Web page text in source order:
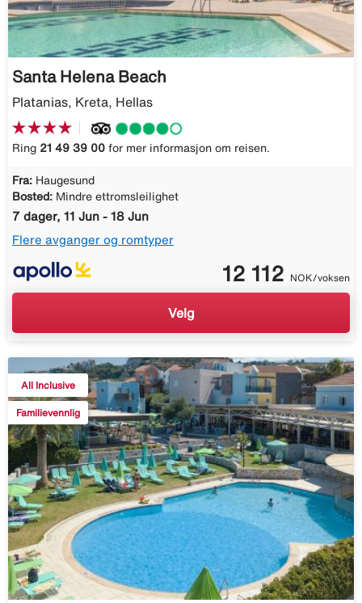
Santa Helena Beach
Platanias, Kreta, Hellas
Ring 21 49 39 00 for mer informasjon om reisen.
Fra: Haugesund
Bosted: Mindre ettromsleilighet
7 dager, 11 Jun - 18 Jun
Flere avganger og romtyper
12 112 NOK/voksen
Velg
All Inclusive
Familievennlig